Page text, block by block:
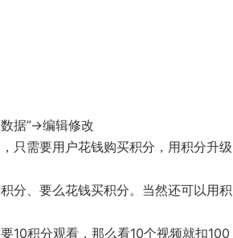
据”→编辑修改
只需要用户花钱购买积分，用积分升级
分、要么花钱买积分。当然还可以用积
10积分观看，那么看10个视频就扣100